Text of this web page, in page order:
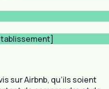
sur Airbnb, qu’ils soient